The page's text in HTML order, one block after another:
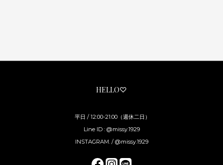
HELLO♡
平日 / 12:00-21:00（週休二日）
Line ID : @missy.1929
INSTAGRAM. / @missy.1929